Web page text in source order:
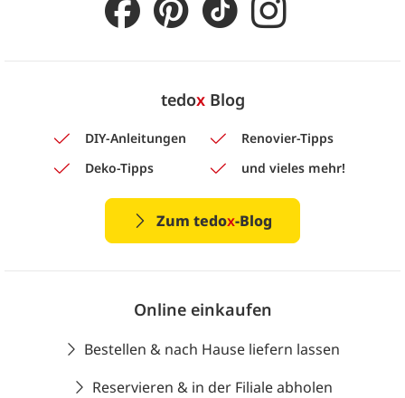
tedoxBlog
DIY-Anleitungen
Renovier-Tipps
Deko-Tipps
und vieles mehr!
Zum tedox-Blog
Online einkaufen
Bestellen & nach Hause liefern lassen
Reservieren & in der Filiale abholen